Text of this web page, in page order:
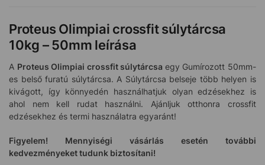
Proteus Olimpiai crossfit súlytárcsa
10kg – 50mm leírása
A Proteus Olimpiai crossfit súlytárcsa egy Gumírozott 50mm-
es belső furatú súlytárcsa. A Súlytárcsa belseje több helyen is
kivágott, így könnyedén használhatjuk olyan edzésekhez is
ahol nem kell rudat használni. Ajánljuk otthonra crossfit
edzésekhez és termi használatra egyaránt!
Figyelem! Mennyiségi vásárlás esetén további
kedvezményeket tudunk biztosítani!